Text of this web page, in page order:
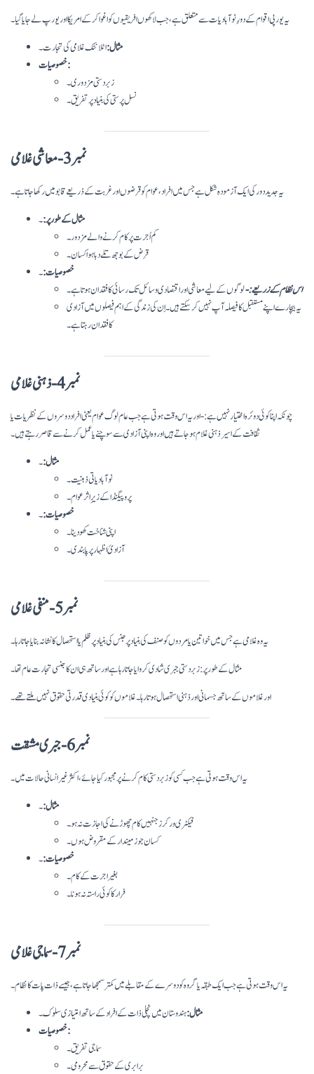
یہ یورپی اقوام کے دورِ نوآبادیات سے متعلق ہے، جب لاکھوں افریقیوں کو اغوا کر کے امریکا اور یورپ لے جایا گیا۔
مثال:اٹلانٹک غلامی کی تجارت۔
خصوصیات:
زبردستی مزدوری۔
نسل پرستی کی بنیاد پر تفریق۔
نمبر 3- معاشی غلامی
یہ جدید دور کی ایک آزمودہ شکل ہے جس میں افراد، عوام کو قرضوں اور غربت کے ذریعے قابو میں رکھا جاتا ہے۔
مثال کے طور پر:۔
کم اُجرت پر کام کرنے والے مزدور۔
قرض کے بوجھ تلے دبا ہوا کسان۔
خصوصیات:۔
اس نظام کے زریعے:-لوگوں کے لیے معاشی اور اقتصادی وسائل تک رسائی کا فقدان ہوتا ہے۔
یہ بیچارے اپنے مستقبل کا فیصلہ آپ نہیں کر سکتے ہیں۔ اِن کی زندگی کے اہم فیصلوں میں آزادی
کا فقدان رہتا ہے۔
نمبر 4- ذہنی غلامی
چونکہ اپنا کوئی دوئرہ اختیار نہیں ہے:- اور یہ اس وقت ہوتی ہے جب عام لوگ عوام یعنی افراد دوسروں کے نظریات یا
ثقافت کے اسیر ذہنی غلام ہو جاتے ہیں اور وہ اپنی آزادی سے سوچنے یا عمل کرنے سے قاصر رہتے ہیں۔
مثال:۔
نوآبادیاتی ذہنیت۔
پروپیگنڈا کے زیرِ اثر عوام۔
خصوصیات:۔
اپنی شناخت کھو دینا۔
آزادیٔ اظہار پر پابندی۔
نمبر 5- منفی غلامی
یہ وہ غلامی ہے جس میں خواتین یا مردوں کو صنف کی بنیاد پر جنس کی بنیاد پر ظلم یا استحصال کا نشانہ بنایا جاتا رہا۔
مثال کے طور پر: زبردستی جبری شادی کروایا جاتا رہا ہے اور ساتھ ہی ان کا جنسی تجارت عام تھا۔
اور غلاموں کے ساتھ جسمانی اور ذہنی استحصال ہوتا رہا۔ غلاموں کو کوئی بنیادی قدرتی حقوق نہیں ملتے تھے۔
نمبر 6- جبری مشقت
یہ اس وقت ہوتی ہے جب کسی کو زبردستی کام کرنے پر مجبور کیا جائے، اکثر غیر انسانی حالات میں۔
مثال:۔
فیکٹری ورکرز جنہیں کام چھوڑنے کی اجازت نہ ہو۔
کسان جو زمیندار کے مقروض ہوں۔
خصوصیات:۔
بغیر اجرت کے کام۔
فرار کا کوئی راستہ نہ ہونا۔
نمبر 7- سماجی غلامی
یہ اس وقت ہوتی ہے جب ایک طبقہ یا گروہ کو دوسرے کے مقابلے میں کمتر سمجھا جاتا ہے، جیسے ذات پات کا نظام۔
مثال:ہندوستان میں نچلی ذات کے افراد کے ساتھ امتیازی سلوک۔
خصوصیات:
سماجی تفریق۔
برابری کے حقوق سے محرومی۔